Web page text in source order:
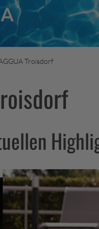
Troisdorf